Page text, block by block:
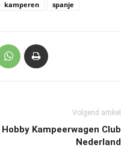
kamperen spanje
Volgend artikel
Hobby Kampeerwagen Club
Nederland